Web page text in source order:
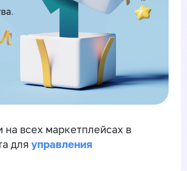
на всех маркетплейсах в
для управления